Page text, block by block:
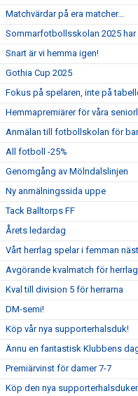
Matchvärdar på era matcher...
Sommarfotbollsskolan 2025 har
Snart är vi hemma igen!
Gothia Cup 2025
Fokus på spelaren, inte på
Hemmapremiärer för våra
Anmälan till fotbollskolan för
All fotboll -25%
Genomgång av Mölndalslinjen
Ny anmälningssida uppe
Tack Balltorps FF
Årets ledardag
Vårt herrlag spelar i femman
Avgörande kvalmatch för
Kval till division 5 för herrarna
DM-semi!
Köp vår nya supporterhalsduk!
Ännu en fantastisk Klubbens
Premiärvinst för damer 7-7
Köp den nya